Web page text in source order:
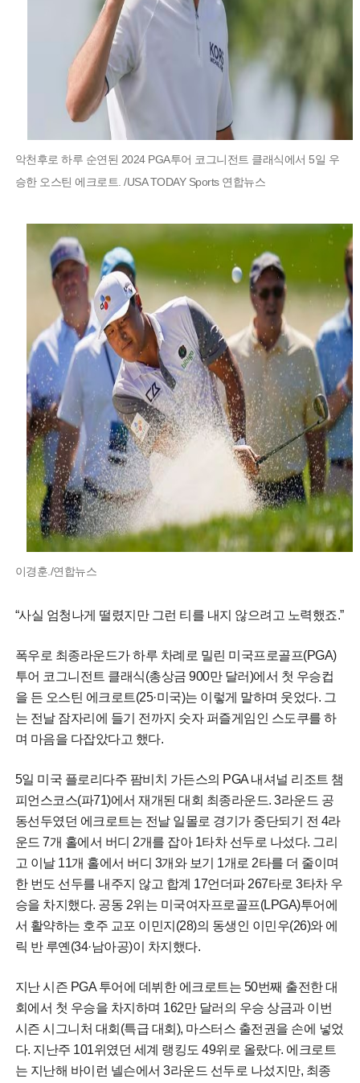
악천후로 하루 순연된 2024 PGA투어 코그니전트 클래식에서 5일 우
승한 오스틴 에크로트. /USA TODAY Sports 연합뉴스
이경훈./연합뉴스
“사실 엄청나게 떨렸지만 그런 티를 내지 않으려고 노력했죠.”
폭우로 최종라운드가 하루 차례로 밀린 미국프로골프(PGA)
투어 코그니전트 클래식(총상금 900만 달러)에서 첫 우승컵
을 든 오스틴 에크로트(25·미국)는 이렇게 말하며 웃었다. 그
는 전날 잠자리에 들기 전까지 숫자 퍼즐게임인 스도쿠를 하
며 마음을 다잡았다고 했다.
5일 미국 플로리다주 팜비치 가든스의 PGA 내셔널 리조트 챔
피언스코스(파71)에서 재개된 대회 최종라운드. 3라운드 공
동선두였던 에크로트는 전날 일몰로 경기가 중단되기 전 4라
운드 7개 홀에서 버디 2개를 잡아 1타차 선두로 나섰다. 그리
고 이날 11개 홀에서 버디 3개와 보기 1개로 2타를 더 줄이며
한 번도 선두를 내주지 않고 합계 17언더파 267타로 3타차 우
승을 차지했다. 공동 2위는 미국여자프로골프(LPGA)투어에
서 활약하는 호주 교포 이민지(28)의 동생인 이민우(26)와 에
릭 반 루옌(34·남아공)이 차지했다.
지난 시즌 PGA 투어에 데뷔한 에크로트는 50번째 출전한 대
회에서 첫 우승을 차지하며 162만 달러의 우승 상금과 이번
시즌 시그니처 대회(특급 대회), 마스터스 출전권을 손에 넣었
다. 지난주 101위였던 세계 랭킹도 49위로 올랐다. 에크로트
는 지난해 바이런 넬슨에서 3라운드 선두로 나섰지만, 최종